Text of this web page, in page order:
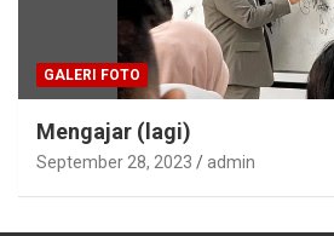
GALERI FOTO
Mengajar (lagi)
September 28, 2023 admin